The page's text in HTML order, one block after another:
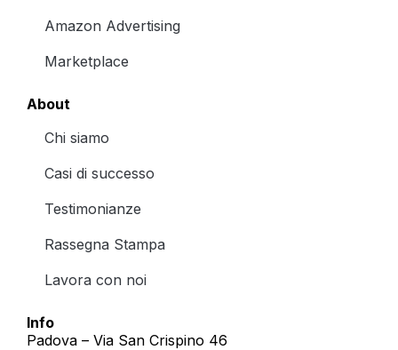
Amazon Advertising
Marketplace
About
Chi siamo
Casi di successo
Testimonianze
Rassegna Stampa
Lavora con noi
Info
Padova – Via San Crispino 46